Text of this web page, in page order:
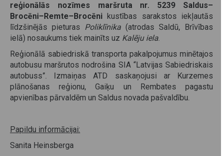
reģionālās nozīmes maršruta nr. 5239 Saldus–
Brocēni–Remte–Brocēni kustības sarakstos iekļautās
līdzšinējās pieturas Poliklīnika (atrodas Saldū, Brīvības
ielā) nosaukums tiek mainīts uz Kalēju iela.
Reģionālā sabiedriskā transporta pakalpojumus minētajos
autobusu maršrutos nodrošina SIA “Latvijas Sabiedriskais
autobuss”. Izmaiņas ATD saskaņojusi ar Kurzemes
plānošanas reģionu, Gaiķu un Rembates pagastu
apvienības pārvaldēm un Saldus novada pašvaldību.
Papildu informācijai:
Sanita Heinsberga